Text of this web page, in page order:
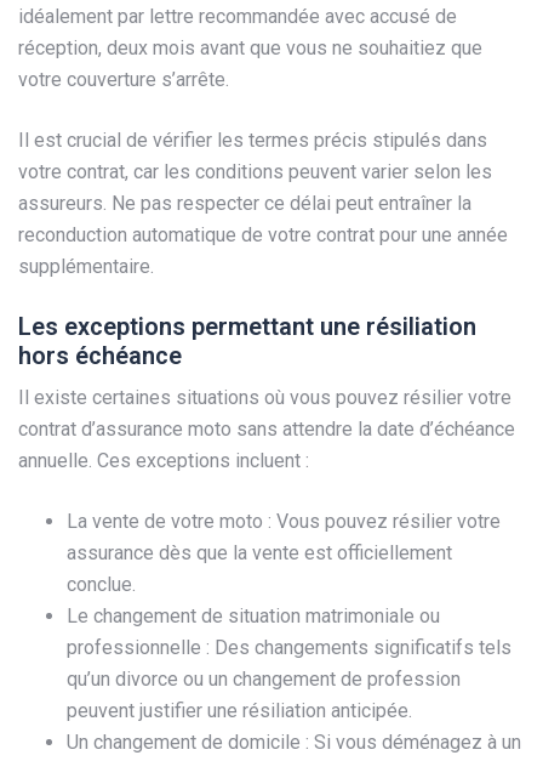
idéalement par lettre recommandée avec accusé de
réception, deux mois avant que vous ne souhaitiez que
votre couverture s’arrête.
Il est crucial de vérifier les termes précis stipulés dans
votre contrat, car les conditions peuvent varier selon les
assureurs. Ne pas respecter ce délai peut entraîner la
reconduction automatique de votre contrat pour une année
supplémentaire.
Les exceptions permettant une résiliation
hors échéance
Il existe certaines situations où vous pouvez résilier votre
contrat d’assurance moto sans attendre la date d’échéance
annuelle. Ces exceptions incluent :
La vente de votre moto : Vous pouvez résilier votre
assurance dès que la vente est officiellement
conclue.
Le changement de situation matrimoniale ou
professionnelle : Des changements significatifs tels
qu’un divorce ou un changement de profession
peuvent justifier une résiliation anticipée.
Un changement de domicile : Si vous déménagez à un